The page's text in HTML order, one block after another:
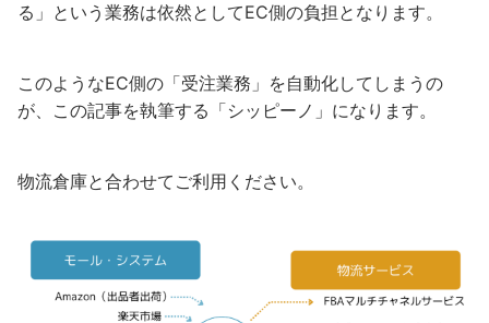
る」という業務は依然としてEC側の負担となります。
このようなEC側の「受注業務」を自動化してしまうの
が、この記事を執筆する「シッピーノ」になります。
物流倉庫と合わせてご利用ください。